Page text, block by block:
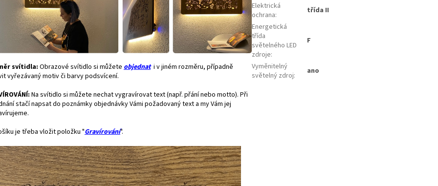
svítidla: Obrazové svítidlo si můžete objednat i v jiném rozměru, případně
vyřezávaný motiv či barvy podsvícení.
Na svítidlo si můžete nechat vygravírovat text (např. přání nebo motto). Při
stačí napsat do poznámky objednávky Vámi požadovaný text a my Vám jej
je třeba vložit položku "Gravírování".
Elektrická
ochrana:
třída II
Energetická
třída
světelného LED
zdroje:
F
Vyměnitelný
světelný zdroj: ano